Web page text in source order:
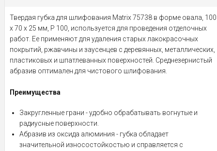
Твердая губка для шлифования Matrix 75738 в форме овала, 100
х 70 х 25 мм, P 100, используется для проведения отделочных
работ. Ее применяют для удаления старых лакокрасочных
покрытий, ржавчины и заусенцев с деревянных, металлических,
пластиковых и шпатлеванных поверхностей. Среднезернистый
абразив оптимален для чистового шлифования.
Преимущества
Закругленные грани - удобно обрабатывать вогнутые и
радиусные поверхности.
Абразив из оксида алюминия - губка обладает
значительной износостойкостью и справляется с